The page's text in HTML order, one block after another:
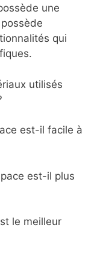
une
qui
utilisés
est-il facile à
est-il plus
le meilleur